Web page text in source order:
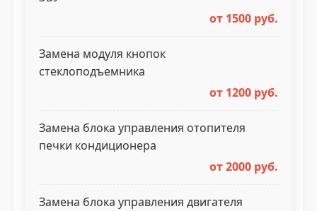
от 1500 руб.
Замена модуля кнопок
стеклоподъемника
от 1200 руб.
Замена блока управления отопителя
печки кондиционера
от 2000 руб.
Замена блока управления двигателя